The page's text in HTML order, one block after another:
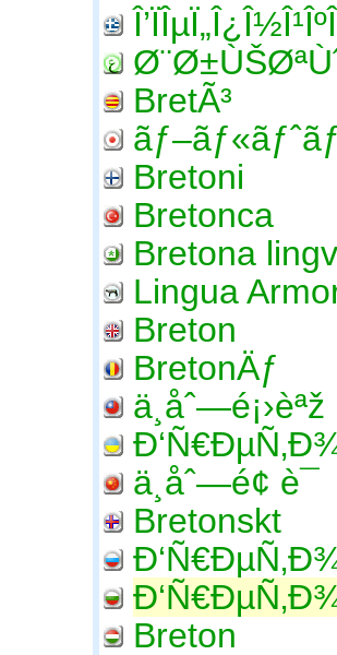
BretÃ³
Bretoni
Bretonca
Bretona
Lingua
Breton
BretonÄƒ
ä¸åˆ—é¡›èªž
ä¸åˆ—é¢ è¯­
Bretonskt
Breton